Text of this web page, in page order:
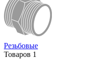
Резьбовые
Товаров 1